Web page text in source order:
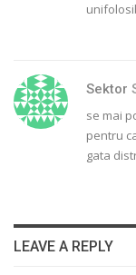
Sektor
se mai
pentru
gata
LEAVE A REPLY